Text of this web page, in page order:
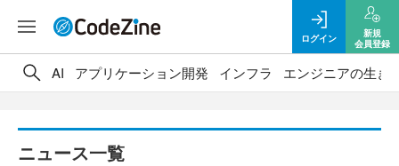
ログイン
新規
会員登録
AI アプリケーション開発 インフラ エンジニアの生き
ニュース一覧